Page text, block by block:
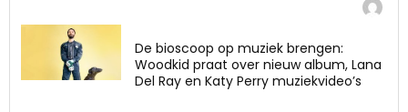
De bioscoop op muziek brengen:
Woodkid praat over nieuw album, Lana
Del Ray en Katy Perry muziekvideo’s